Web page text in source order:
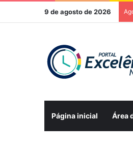
9 de agosto de 2026
Página inicial Área